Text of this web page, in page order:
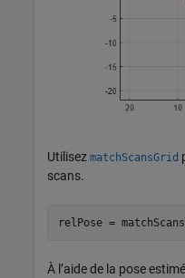
Utilisez matchScansGrid
scans.
relPose =
À l’aide de la pose